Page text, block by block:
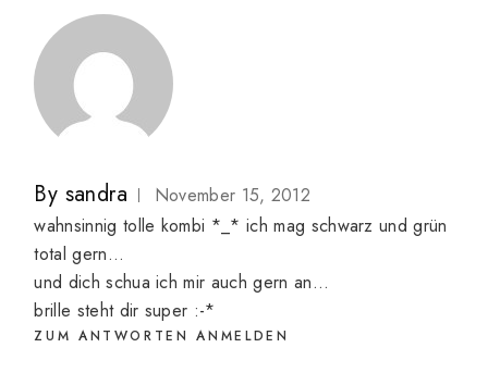
By sandra
November 15, 2012
wahnsinnig tolle kombi *_* ich mag schwarz und grün
total gern…
und dich schua ich mir auch gern an…
brille steht dir super :-*
ZUM ANTWORTEN ANMELDEN